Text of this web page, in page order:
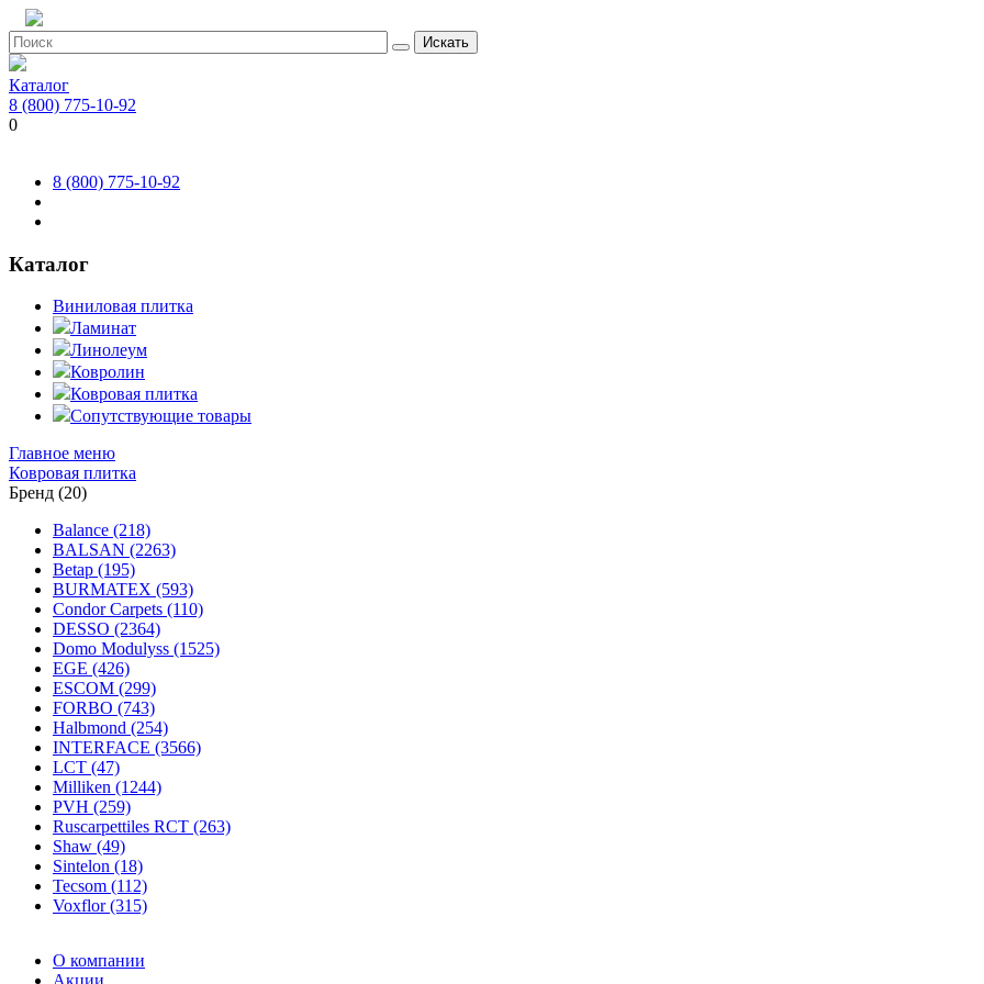
Искать
Каталог
8 (800) 775-10-92
0
8 (800) 775-10-92
Каталог
Виниловая плитка
Ламинат
Линолеум
Ковролин
Ковровая плитка
Сопутствующие товары
Главное меню
Ковровая плитка
Бренд (20)
Balance (218)
BALSAN (2263)
Betap (195)
BURMATEX (593)
Condor Carpets (110)
DESSO (2364)
Domo Modulyss (1525)
EGE (426)
ESCOM (299)
FORBO (743)
Halbmond (254)
INTERFACE (3566)
LCT (47)
Milliken (1244)
PVH (259)
Ruscarpettiles RCT (263)
Shaw (49)
Sintelon (18)
Tecsom (112)
Voxflor (315)
О компании